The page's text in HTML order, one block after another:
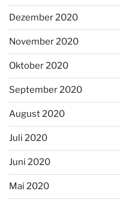
Dezember 2020
November 2020
Oktober 2020
September 2020
August 2020
Juli 2020
Juni 2020
Mai 2020